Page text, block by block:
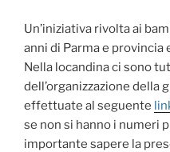
Un’iniziativa rivolta ai
anni di Parma e provincia
Nella locandina ci sono
dell’organizzazione della
effettuate al seguente
se non si hanno i numeri
importante sapere la